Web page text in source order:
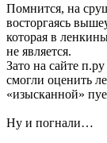
Помнится, на
восторгаясь
которая в
не является.
Зато на сайте
смогли оценить
«изысканной»
Ну и погнали…